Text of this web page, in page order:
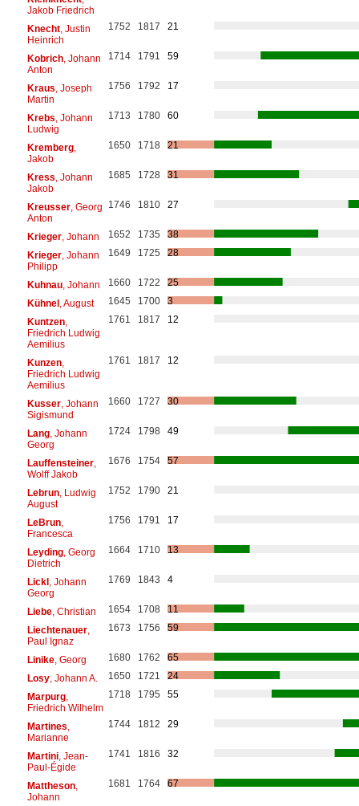
Jakob Friedrich
Knecht, Justin
Heinrich
1752 1817 21
Kobrich, Johann
Anton
1714 1791 59
Kraus , Joseph
Martin
1756 1792 17
Krebs , Johann
Ludwig
1713 1780 60
Kremberg,
Jakob
1650 1718 21
Kress , Johann
Jakob
1685 1728 31
Kreusser, Georg
Anton
1746 1810 27
Krieger, Johann 1652 1735
38
Krieger, Johann
Philipp
1649 1725 28
Kuhnau, Johann 1660 1722
25
Kühnel, August 1645 1700
3
Kuntzen,
Friedrich Ludwig
Aemilius
1761 1817 12
Kunzen,
Friedrich Ludwig
Aemilius
1761 1817 12
Kusser, Johann
Sigismund
1660 1727 30
Lang, Johann
Georg
1724 1798 49
Lauffensteiner,
Wolff Jakob
1676 1754 57
Lebrun, Ludwig
August
1752 1790 21
LeBrun,
Francesca
1756 1791 17
Leyding, Georg
Dietrich
1664 1710 13
Lickl, Johann
Georg
1769 1843 4
Liebe, Christian 1654 1708
11
Liechtenauer,
Paul Ignaz
1673 1756 59
Linike, Georg 1680 1762
65
Losy, Johann A. 1650 1721
24
Marpurg,
Friedrich Wilhelm
1718 1795 55
Martines
Marianne
1744 1812 29
Martini, Jean-
Paul-Égide
1741 1816 32
Mattheson,
Johann
1681 1764 67